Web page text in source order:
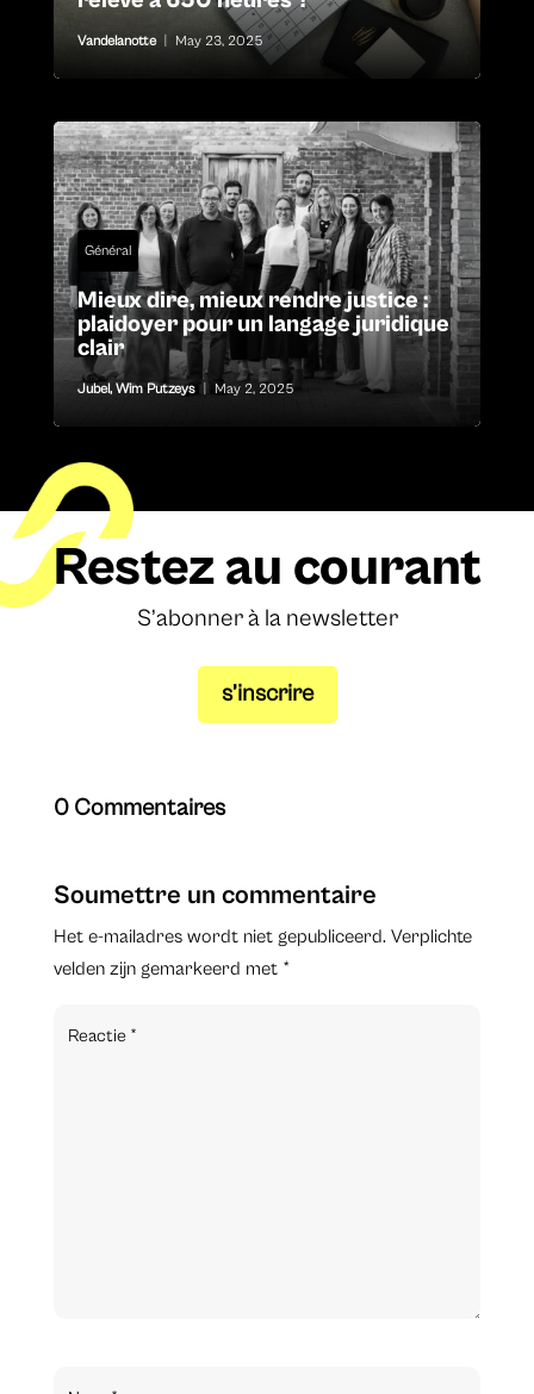
Vandelanotte May 23, 2025
Général
Mieux dire, mieux rendre justice :
plaidoyer pour un langage juridique
clair
Jubel, Wim Putzeys May 2, 2025
Restez au courant
S’abonner à la newsletter
s’inscrire
0 Commentaires
Soumettre un commentaire
Het e-mailadres wordt niet gepubliceerd. Verplichte
velden zijn gemarkeerd met *